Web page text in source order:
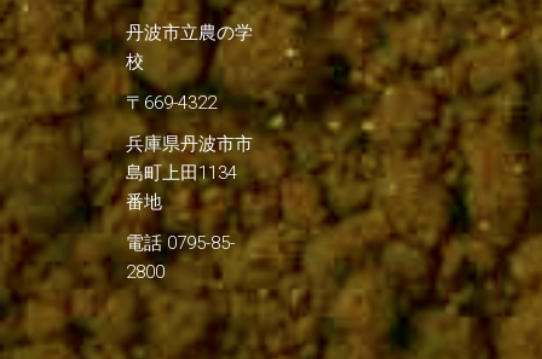
丹波市立農の学
校
〒669-4322
兵庫県丹波市市
島町上田1134
番地
電話 0795-85-
2800